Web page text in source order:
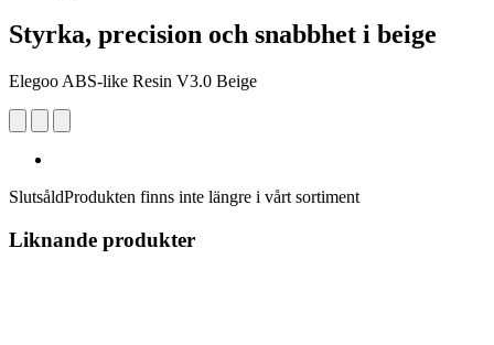
Styrka, precision och snabbhet i beige
Elegoo ABS-like Resin V3.0 Beige
SlutsåldProdukten finns inte längre i vårt sortiment
Liknande produkter